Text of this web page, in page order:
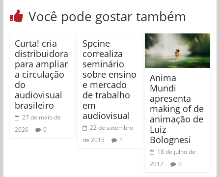
Você pode gostar também
Curta! cria
distribuidora
para ampliar
a circulação
do
audiovisual
brasileiro
27 de maio de
2026
0
Spcine
correaliza
seminário
sobre ensino
e mercado
de trabalho
em
audiovisual
22 de setembro
de 2015
1
Anima
Mundi
apresenta
making of de
animação de
Luiz
Bolognesi
18 de julho de
2012
0